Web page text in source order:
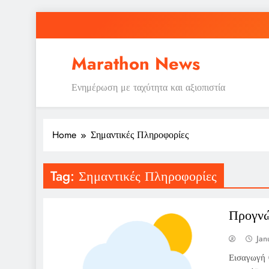
Marathon News
Ενημέρωση με ταχύτητα και αξιοπιστία
Home Σημαντικές Πληροφορίες
Tag: Σημαντικές Πληροφορίες
Εισαγωγή